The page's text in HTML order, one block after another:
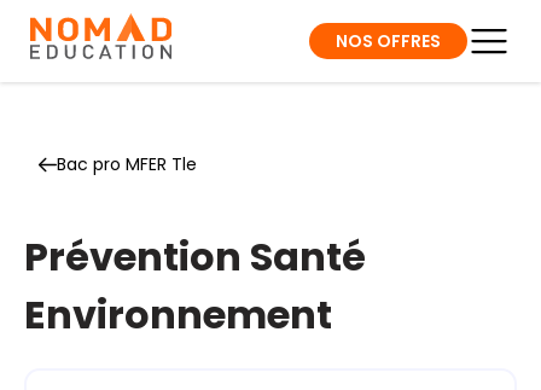
NOS OFFRES
Bac pro MFER Tle
Prévention Santé
Environnement